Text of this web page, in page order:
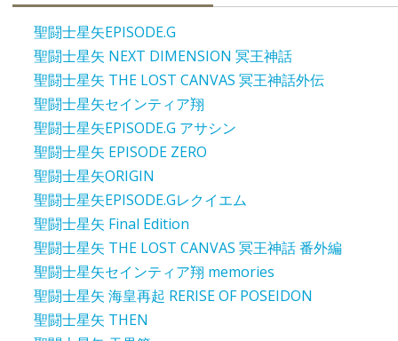
聖闘士星矢EPISODE.G
聖闘士星矢 NEXT DIMENSION 冥王神話
聖闘士星矢 THE LOST CANVAS 冥王神話外伝
聖闘士星矢セインティア翔
聖闘士星矢EPISODE.G アサシン
聖闘士星矢 EPISODE ZERO
聖闘士星矢ORIGIN
聖闘士星矢EPISODE.Gレクイエム
聖闘士星矢 Final Edition
聖闘士星矢 THE LOST CANVAS 冥王神話 番外編
聖闘士星矢セインティア翔 memories
聖闘士星矢 海皇再起 RERISE OF POSEIDON
聖闘士星矢 THEN